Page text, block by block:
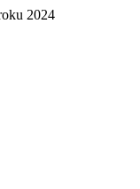
2024